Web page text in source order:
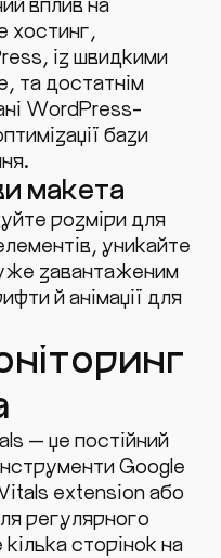
хостинг,
із швидкими
та достатнім
WordPress-
бази
макета
розміри для
уникайте
завантаженим
й анімації для
— це постійний
Google
extension або
регулярного
сторінок на